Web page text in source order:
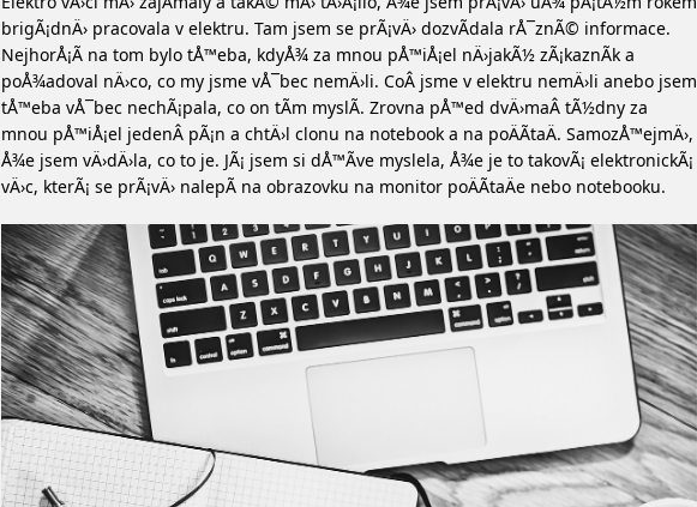
brigÃ¡dnÄ› pracovala v elektru. Tam jsem se prÃ¡vÄ› dozvÃ­dala rÅ¯znÃ© informace.
NejhorÅ¡Ã­ na tom bylo tÅ™eba, kdyÅ¾ za mnou pÅ™iÅ¡el nÄ›jakÃ½ zÃ¡kaznÃ­k a
poÅ¾adoval nÄ›co, co my jsme vÅ¯bec nemÄ›li. CoÂ jsme v elektru nemÄ›li anebo jsem
tÅ™eba vÅ¯bec nechÃ¡pala, co on tÃ­m myslÃ­. Zrovna pÅ™ed dvÄ›maÂ tÃ½dny za
mnou pÅ™iÅ¡el jedenÂ pÃ¡n a chtÄ›l clonu na notebook a na poÄÃ­taÄ. SamozÅ™ejmÄ›,
Å¾e jsem vÄ›dÄ›la, co to je. JÃ¡ jsem si dÅ™Ã­ve myslela, Å¾e je to takovÃ¡ elektronickÃ¡
vÄ›c, kterÃ¡ se prÃ¡vÄ› nalepÃ­ na obrazovku na monitor poÄÃ­taÄe nebo notebooku.